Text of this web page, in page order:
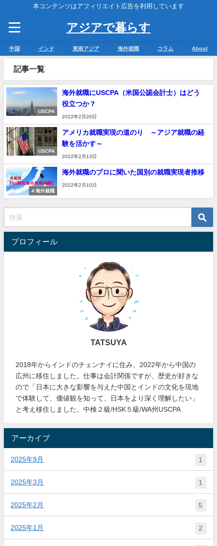
本コンテンツはアフィリエイト広告を利用しています
アジアで暮らす
中国 インド 東南アジア 海外就職 コラム About
記事一覧
USCPA
海外就職にUSCPA（米国公認会計士）はどう
役立つか？
2022年2月20日
USCPA
アメリカ就職実現の道のり ～アジア就職の経
験を活かす～
2022年2月13日
4 海外就職
海外就職のプロに聞いた国別の就職実現者推移
2022年2月10日
プロフィール
TATSUYA
2018年からインドのチェンナイに住み、2022年から中国の
広州に移住しました。仕事は会計関係ですが、歴史が好きな
ので「日本に大きな影響を与えた中国とインドの文化を現地
で体験して、価値観を知って、日本をより深く理解したい」
と考え移住しました。中検２級/HSK５級/WA州USCPA
アーカイブ
2025年9月 1
2025年3月 1
2025年2月 5
2025年1月 2